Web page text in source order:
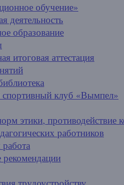
обучение»
деятельность
образование
итоговая аттестация
спортивный клуб «Вымпел»
этики, противодействие
работников
рекомендации